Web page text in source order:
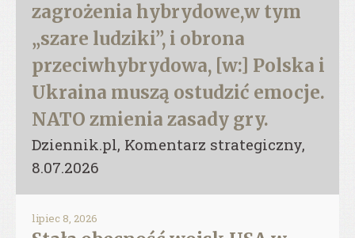
zagrożenia hybrydowe,w tym
„szare ludziki”, i obrona
przeciwhybrydowa, [w:] Polska i
Ukraina muszą ostudzić emocje.
NATO zmienia zasady gry.
Dziennik.pl, Komentarz strategiczny,
8.07.2026
lipiec 8, 2026